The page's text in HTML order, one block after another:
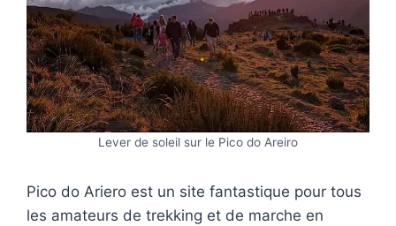
Lever de soleil sur le Pico do Areiro
Pico do Ariero est un site fantastique pour tous
les amateurs de trekking et de marche en